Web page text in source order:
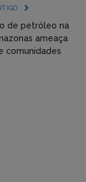
de petróleo na
ameaça
comunidades